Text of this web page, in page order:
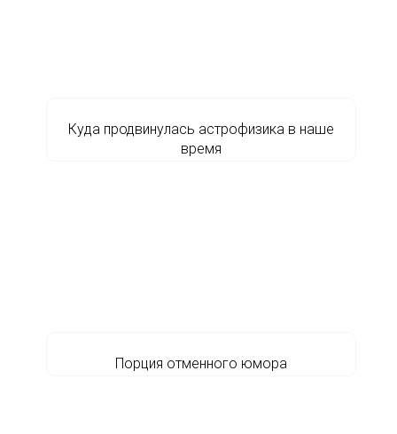
Куда продвинулась астрофизика в наше
время
Порция отменного юмора